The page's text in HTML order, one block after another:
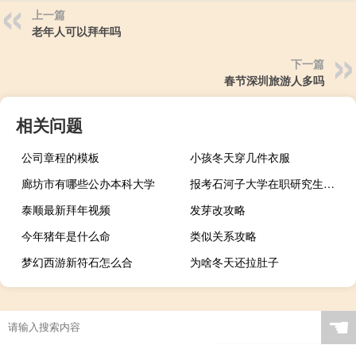
上一篇
老年人可以拜年吗
下一篇
春节深圳旅游人多吗
相关问题
公司章程的模板
小孩冬天穿几件衣服
廊坊市有哪些公办本科大学
报考石河子大学在职研究生对工作真的有帮助吗
泰顺最新拜年视频
发芽改攻略
今年猪年是什么命
类似关系攻略
梦幻西游新符石怎么合
为啥冬天还拉肚子
☚